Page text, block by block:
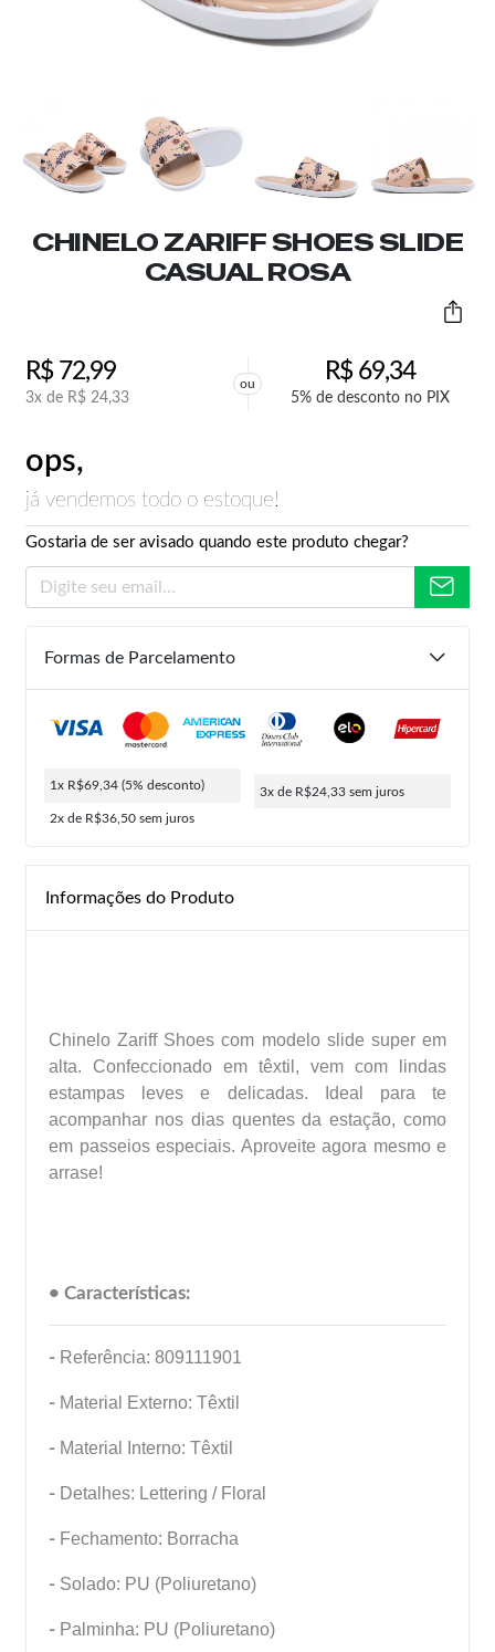
CHINELO ZARIFF SHOES SLIDE
CASUAL ROSA
R$72,99
3x de R$ 24,33
ou R$69,34
5% de desconto no PIX
ops,
já vendemos todo o estoque!
Gostaria de ser avisado quando este produto chegar?
Formas de Parcelamento
1x R$69,34 (5% desconto)
2x de R$36,50 sem juros
3x de R$24,33 sem juros
Informações do Produto
Chinelo Zariff Shoes com modelo slide super em
alta. Confeccionado em têxtil, vem com lindas
estampas leves e delicadas. Ideal para te
acompanhar nos dias quentes da estação, como
em passeios especiais. Aproveite agora mesmo e
arrase!
• Características:
- Referência: 809111901
- Material Externo: Têxtil
- Material Interno: Têxtil
- Detalhes: Lettering / Floral
- Fechamento: Borracha
- Solado: PU (Poliuretano)
- Palminha: PU (Poliuretano)